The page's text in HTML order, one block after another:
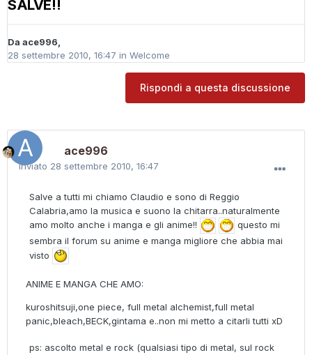
SALVE!!
Da ace996,
28 settembre 2010, 16:47 in Welcome
Rispondi a questa discussione
ace996
Inviato 28 settembre 2010, 16:47
Salve a tutti mi chiamo Claudio e sono di Reggio
Calabria,amo la musica e suono la chitarra..naturalmente
amo molto anche i manga e gli anime!!
questo mi
sembra il forum su anime e manga migliore che abbia mai
visto
ANIME E MANGA CHE AMO:
kuroshitsuji,one piece, full metal alchemist,full metal
panic,bleach,BECK,gintama e..non mi metto a citarli tutti xD
ps: ascolto metal e rock (qualsiasi tipo di metal, sul rock